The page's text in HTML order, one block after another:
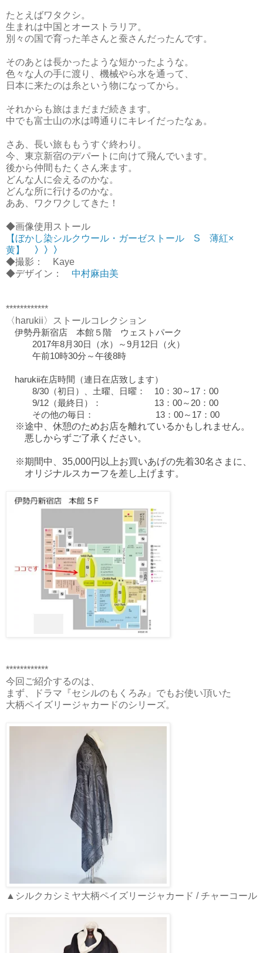
たとえばワタクシ。
生まれは中国とオーストラリア。
別々の国で育った羊さんと蚕さんだったんです。
そのあとは長かったような短かったような。
色々な人の手に渡り、機械やら水を通って、
日本に来たのは糸という物になってから。
それからも旅はまだまだ続きます。
中でも富士山の水は噂通りにキレイだったなぁ。
さあ、長い旅ももうすぐ終わり。
今、東京新宿のデパートに向けて飛んでいます。
後から仲間もたくさん来ます。
どんな人に会えるのかな。
どんな所に行けるのかな。
ああ、ワクワクしてきた！
◆画像使用ストール
【ぼかし染シルクウール・ガーゼストール S 薄紅×
黄】
〉〉〉
◆撮影： Kaye
◆デザイン： 中村麻由美
************
〈harukii〉ストールコレクション
伊勢丹新宿店 本館５階 ウェストパーク
2017年8月30日（水）～9月12日（火）
午前10時30分～午後8時
harukii在店時間（連日在店致します）
8/30（初日）
、土曜、日曜： 10：30～17：00
9/12（最終日）： 13：00～20：00
その他の毎日： 13：00～17：00
※途中、休憩のためお店を離れているかもしれません。
悪しからずご了承ください。
※期間中、35,000円以上お買いあげの先着30名さまに、
オリジナルスカーフを差し上げます。
************
今回ご紹介するのは、
まず、ドラマ『セシルのもくろみ』でもお使い頂いた
大柄ペイズリージャカードのシリーズ。
▲シルクカシミヤ大柄ペイズリージャカード / チャーコール